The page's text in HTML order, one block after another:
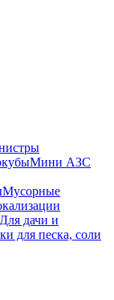
Мини АЗС
Мусорные
Для дачи и
для песка, соли